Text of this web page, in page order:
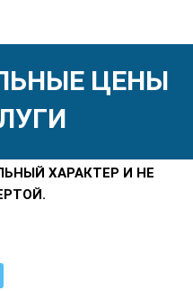
ЦЕНЫ
ХАРАКТЕР И НЕ